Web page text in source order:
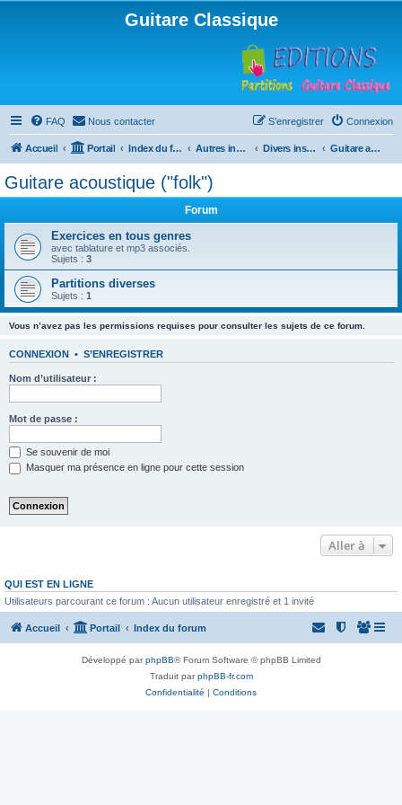
Guitare Classique
FAQ Nous contacter Connexion
S’enregistrer
Accueil Portail Index du forum Autres instruments à cordes pincées, ou styles Divers instruments Guitare acoustique ("folk")
Guitare acoustique ("folk")
Forum
Exercices en tous genres
avec tablature et mp3 associés.
Sujets : 3
Partitions diverses
Sujets : 1
Vous n’avez pas les permissions requises pour consulter les sujets de ce forum.
CONNEXION • S’ENREGISTRER
Nom d’utilisateur :
Mot de passe :
Se souvenir de moi
Masquer ma présence en ligne pour cette session
Aller à
QUI EST EN LIGNE
Utilisateurs parcourant ce forum : Aucun utilisateur enregistré et 1 invité
Accueil Portail Index du forum
Développé parphpBB® Forum Software © phpBB Limited
Traduit parphpBB-fr.com
Confidentialité | Conditions